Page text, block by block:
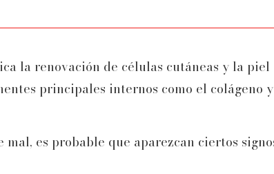
la renovación de células cutáneas y la
principales internos como el colágeno
mal, es probable que aparezcan ciertos